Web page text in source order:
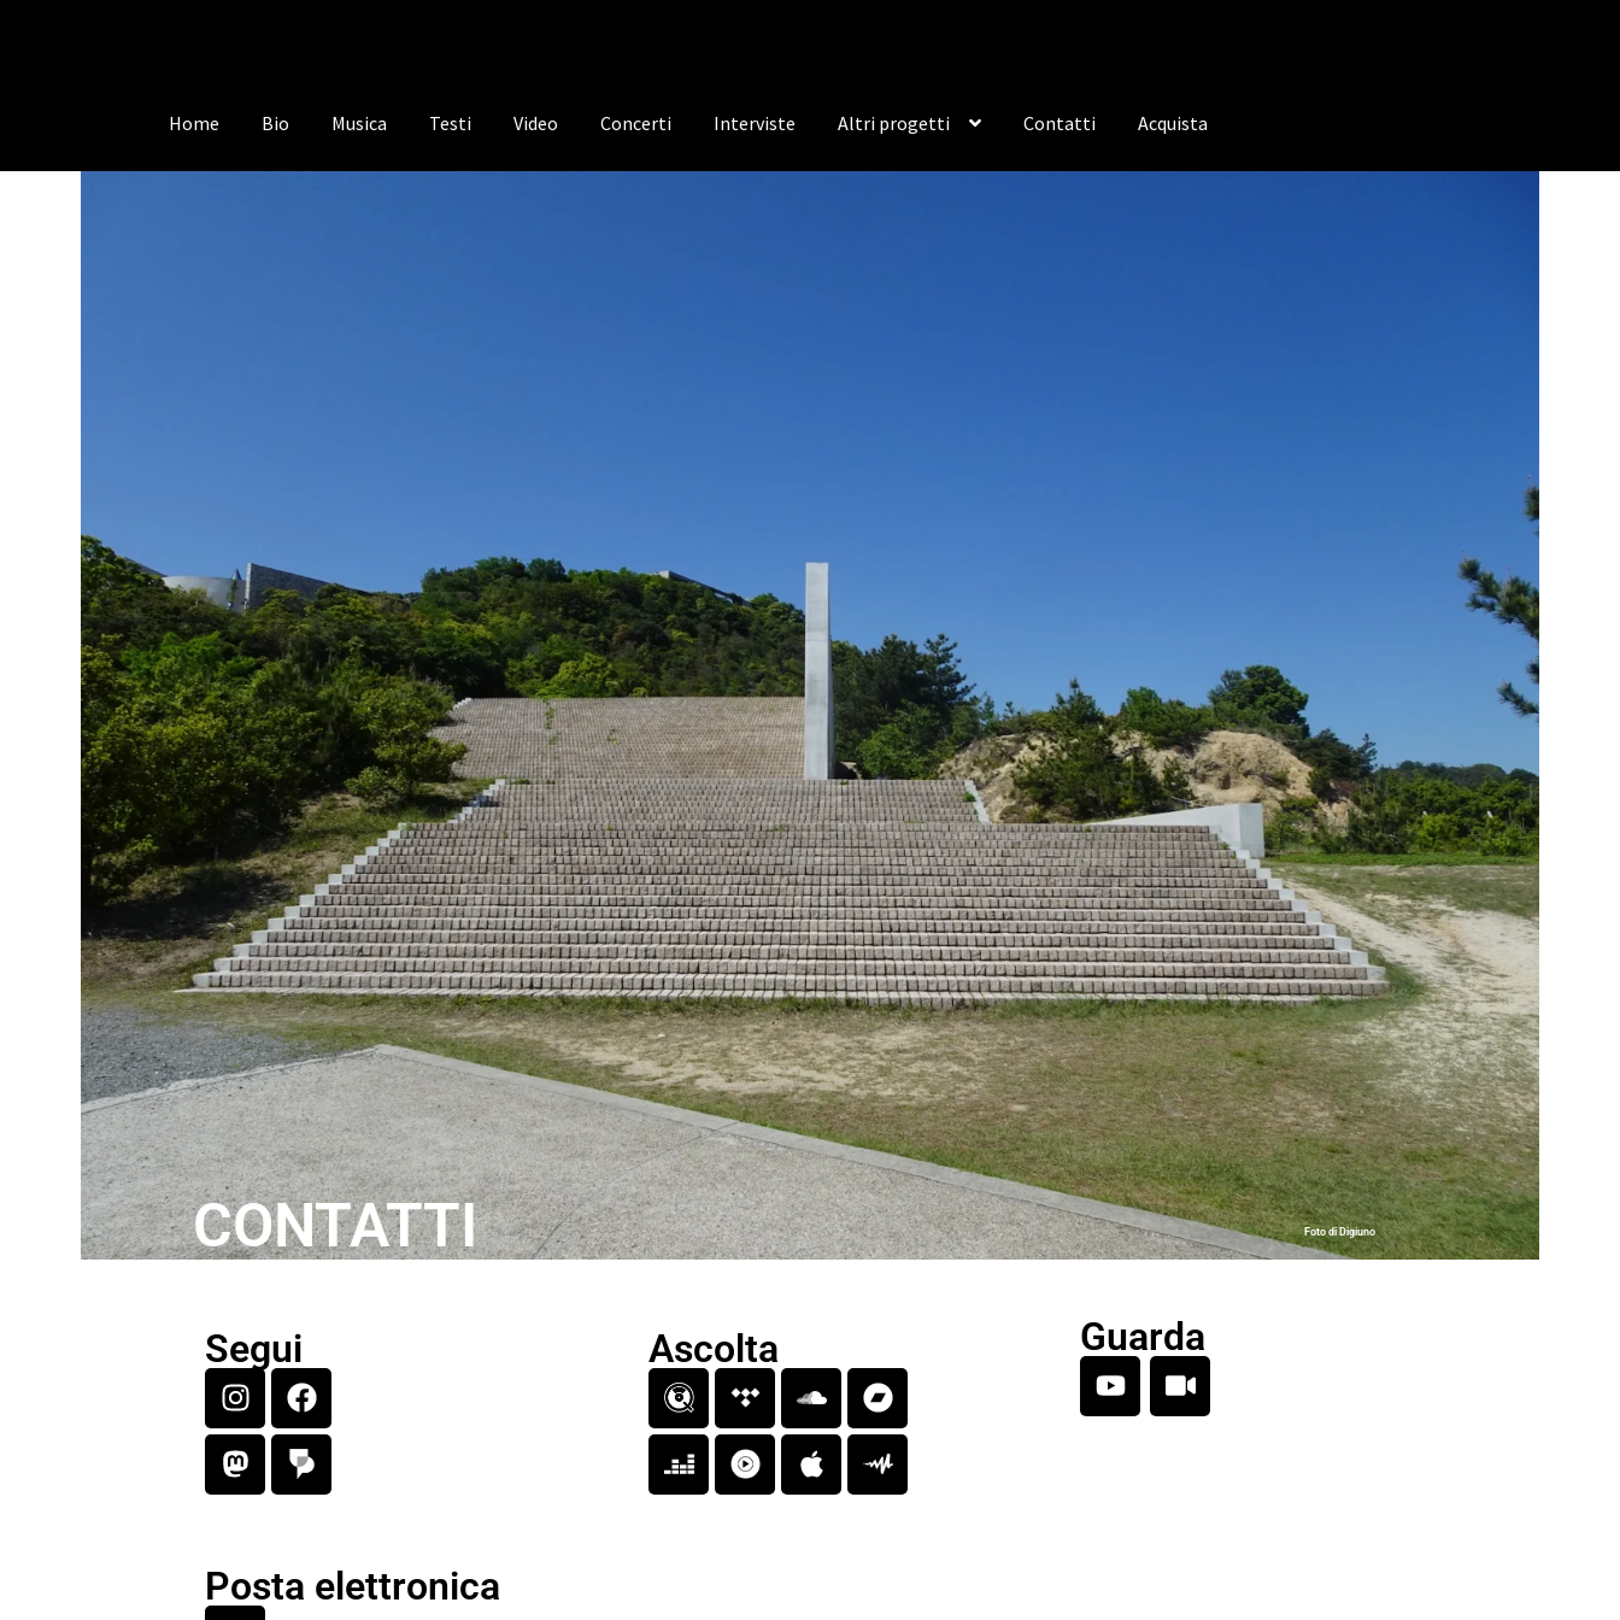
Home Bio Musica Testi Video Concerti Interviste Altri progetti Contatti Acquista
CONTATTI Foto di Digiuno
Segui Ascolta Guarda
Posta elettronica